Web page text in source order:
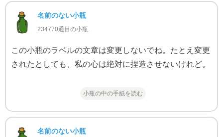
名前のない小瓶
234770通目の小瓶
この小瓶のラベルの文章は変更しないでね。たとえ変更
されたとしても、私の心は絶対に捏造させないけれど。
小瓶の中の手紙を読む
名前のない小瓶